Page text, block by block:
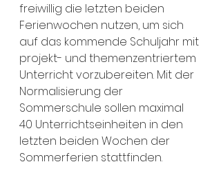
freiwillig die letzten beiden
Ferienwochen nutzen, um sich
auf das kommende Schuljahr mit
projekt- und themenzentriertem
Unterricht vorzubereiten. Mit der
Normalisierung der
Sommerschule sollen maximal
40 Unterrichtseinheiten in den
letzten beiden Wochen der
Sommerferien stattfinden.